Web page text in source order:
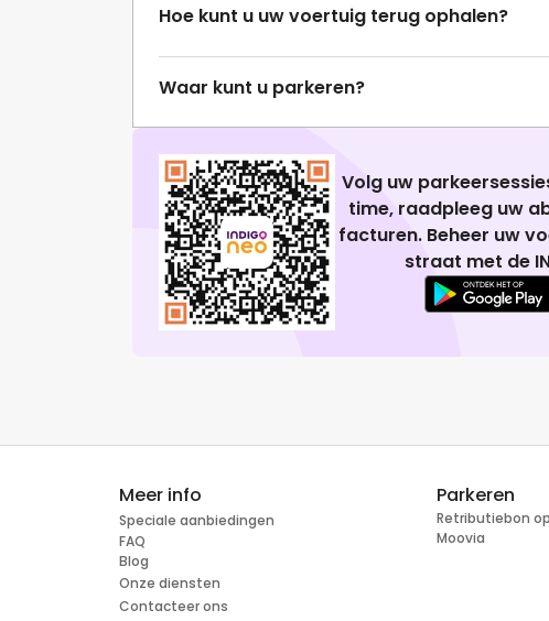
Hoe kunt u uw voertuig terug ophalen?
Waar kunt u parkeren?
Volg uw
time, raadpleeg uw
facturen. Beheer uw
straat met de
Meer info
Speciale aanbiedingen
FAQ
Blog
Onze diensten
Contacteer ons
Parkeren
Retributiebon
Moovia